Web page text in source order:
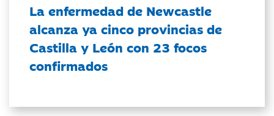
La enfermedad de Newcastle
alcanza ya cinco provincias de
Castilla y León con 23 focos
confirmados